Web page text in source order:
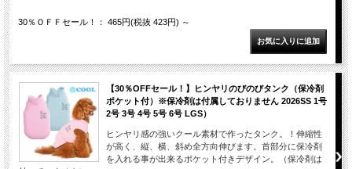
30％ＯＦＦセール！： 465円(税抜 423円) ～
【30％OFFセール！】ヒンヤリのびのびタンク（保冷剤
ポケット付）※保冷剤は付属しておりません 2026SS 1号
2号 3号 4号 5号 6号 LGS）
ヒンヤリ感の強いクール素材で作ったタンク。！伸縮性
が高く、縦、横、斜め全方向伸びます。首部分に保冷剤
を入れる事が出来るポケット付きデザイン。（保冷剤は